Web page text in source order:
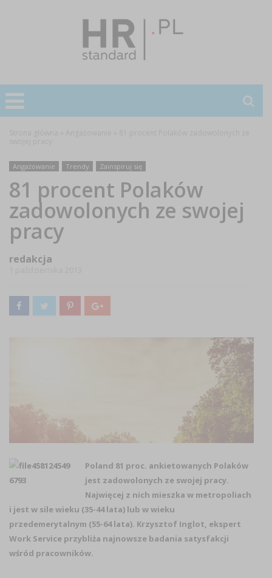
Angażowanie Trendy Zainspiruj się
81 procent Polaków
zadowolonych ze swojej
pracy
redakcja
Poland 81 proc. ankietowanych Polaków
jest zadowolonych ze swojej pracy.
Najwięcej z nich mieszka w metropoliach
i jest w sile wieku (35-44 lata) lub w wieku
przedemerytalnym (55-64 lata). Krzysztof Inglot, ekspert
Work Service przybliża najnowsze badania satysfakcji
wśród pracowników.